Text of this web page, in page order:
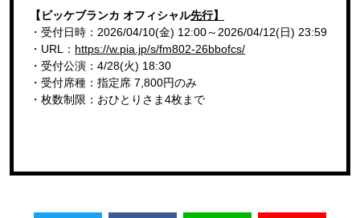
【ビッケブランカ オフィシャル先行】
・受付日時：2026/04/10(金) 12:00～2026/04/12(日) 23:59
・URL： https://w.pia.jp/s/fm802-26bbofcs/
・受付公演：4/28(火) 18:30
・受付席種：指定席 7,800円のみ
・枚数制限：おひとりさま4枚まで